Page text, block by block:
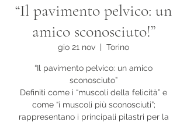
⁠“Il pavimento pelvico: un
amico sconosciuto!”
gio 21 nov
  |
Torino
“Il pavimento pelvico: un amico
sconosciuto”
Definiti come i “muscoli della felicità” e
come “i muscoli più sconosciuti”;
rappresentano i principali pilastri per la